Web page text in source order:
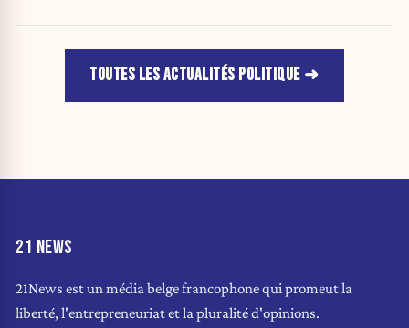
TOUTES LES ACTUALITÉS POLITIQUE
21 NEWS
21News est un média belge francophone qui promeut la
liberté, l'entrepreneuriat et la pluralité d'opinions.